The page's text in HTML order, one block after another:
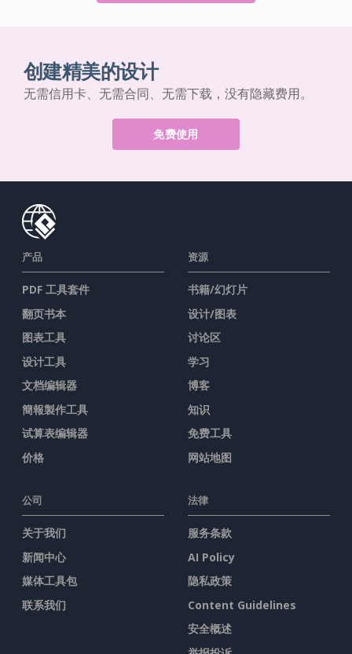
创建精美的设计
无需信用卡、无需合同、无需下载，没有隐藏费用。
免费使用
产品
PDF 工具套件
翻页书本
图表工具
设计工具
文档编辑器
簡報製作工具
试算表编辑器
价格
资源
书籍/幻灯片
设计/图表
讨论区
学习
博客
知识
免费工具
网站地图
公司
关于我们
新闻中心
媒体工具包
联系我们
法律
服务条款
AI Policy
隐私政策
Content Guidelines
安全概述